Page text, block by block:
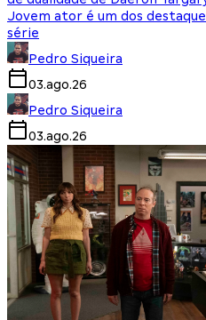
Jovem ator é um dos
série
Pedro Siqueira
03.ago.26
Pedro Siqueira
03.ago.26